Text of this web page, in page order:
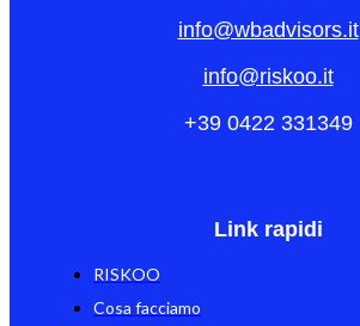
info@wbadvisors.it
info@riskoo.it
+39 0422 331349
Link rapidi
RISKOO
Cosa facciamo